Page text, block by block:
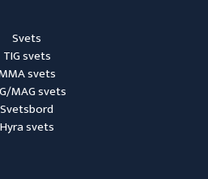
Svets
TIG svets
svets
MAG svets
Svetsbord
Hyra svets